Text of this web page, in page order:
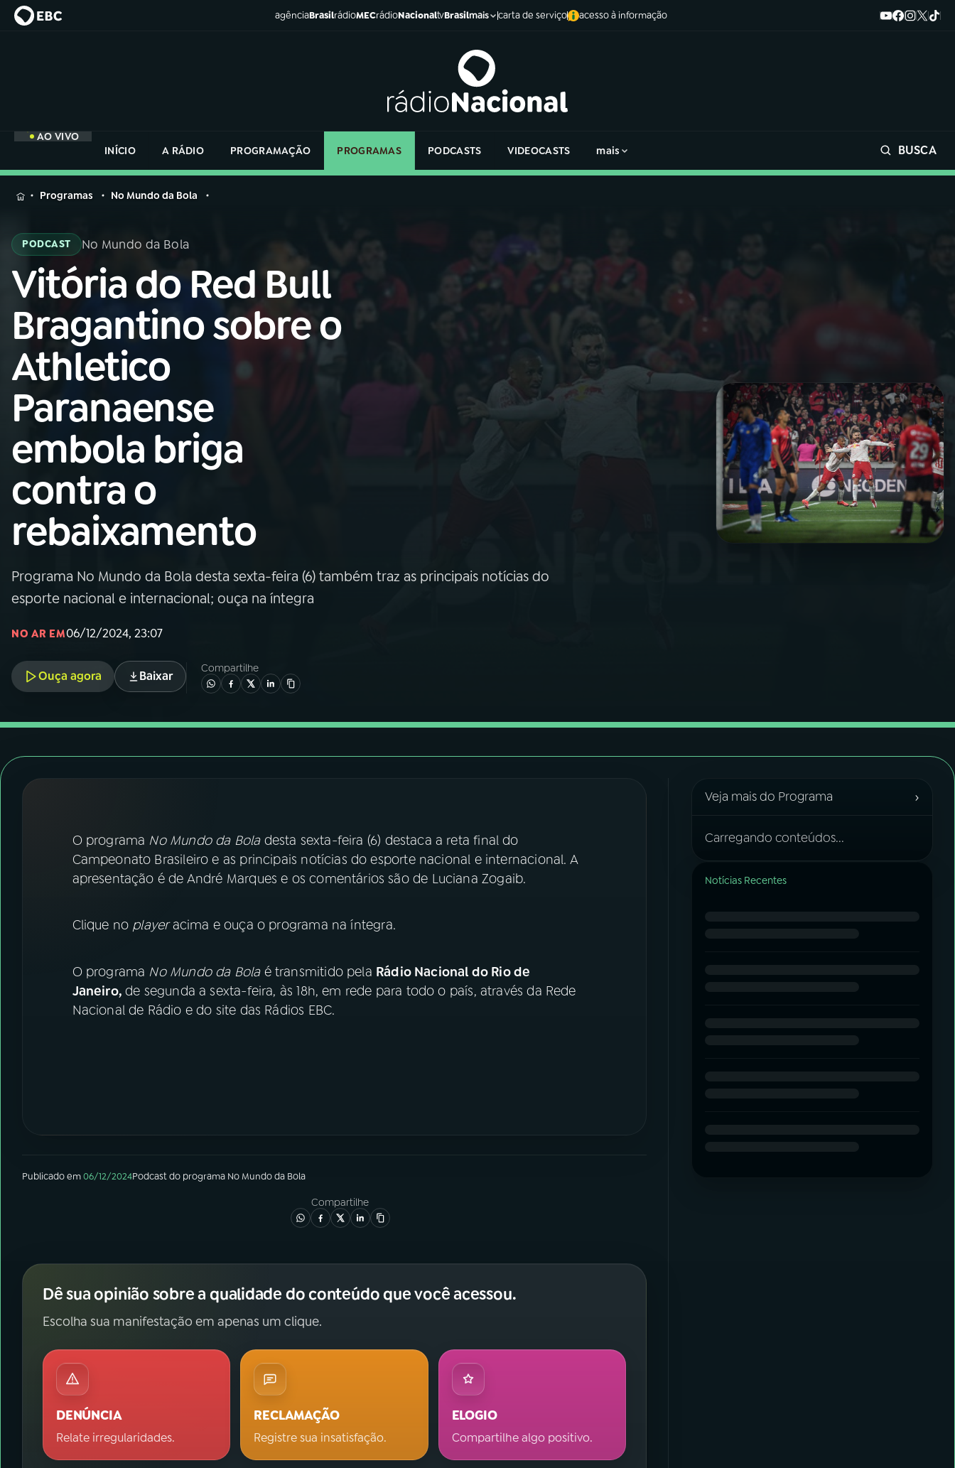
agênciaBrasilrádioMECrádioNacionaltvBrasilmais carta de serviço acesso à informação
AO VIVO
INÍCIO
A RÁDIO PROGRAMAÇÃO PROGRAMAS PODCASTS VIDEOCASTS mais BUSCA
MENU
Buscar
na
Rádio
Nacional
AO VIVO
01 INÍCIO
02 A RÁDIO
03 PROGRAMAÇÃO
04 PROGRAMAS
05PODCASTS
06 VIDEOCASTS
07ÚLTIMAS
FESTIVAL DE MÚSICA
ACOMPANHE A RÁDIO NACIONAL
na
Rádio
Nacional
Programas No Mundo da Bola
PODCAST No Mundo da Bola
Vitória do Red Bull
Bragantino sobre o
Athletico
Paranaense
embola briga
contra o
rebaixamento
Programa No Mundo da Bola desta sexta-feira (6) também traz as principais notícias do
esporte nacional e internacional; ouça na íntegra
NO AR EM06/12/2024, 23:07
Ouça agora Baixar
Compartilhe
O programa No Mundo da Boladesta sexta-feira (6) destaca a reta final do
Campeonato Brasileiro e as principais notícias do esporte nacional e internacional. A
apresentação é de André Marques e os comentários são de Luciana Zogaib.
Clique no playeracima e ouça o programa na íntegra.
O programa No Mundo da Bolaé transmitido pela Rádio Nacional do Rio de
Janeiro,de segunda a sexta-feira, às 18h, em rede para todo o país, através da Rede
Nacional de Rádio e do site das Rádios EBC.
Publicado em06/12/2024Podcastdo programa No Mundo da Bola
Compartilhe
Dê sua opinião sobre a qualidade do conteúdo que você acessou.
Escolha sua manifestação em apenas um clique.
DENÚNCIA
Relate irregularidades.
RECLAMAÇÃO
Registre sua insatisfação.
ELOGIO
Compartilhe algo positivo.
Veja mais do Programa ›
Carregando conteúdos...
Notícias Recentes